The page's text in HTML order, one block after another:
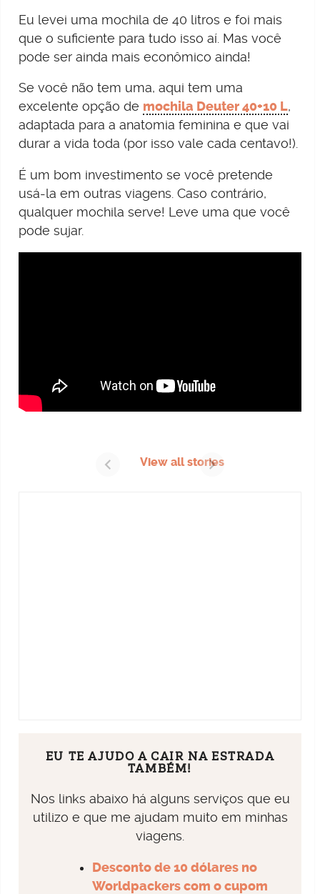
Eu levei uma mochila de 40 litros e foi mais
que o suficiente para tudo isso aí. Mas você
pode ser ainda mais econômico ainda!
Se você não tem uma, aqui tem uma
excelente opção de mochila Deuter 40+10 L,
adaptada para a anatomia feminina e que vai
durar a vida toda (por isso vale cada centavo!).
É um bom investimento se você pretende
usá-la em outras viagens. Caso contrário,
qualquer mochila serve! Leve uma que você
pode sujar.
View all stories
para o Universo
EU TE AJUDO A CAIR NA ESTRADA
TAMBÉM!
Nos links abaixo há alguns serviços que eu
utilizo e que me ajudam muito em minhas
viagens.
Desconto de 10 dólares no
Worldpackers com o cupom